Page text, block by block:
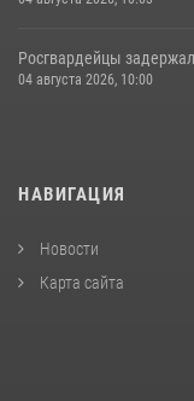
Росгвардейцы
04 августа 2026, 10:00
НАВИГАЦИЯ
Новости
Карта сайта